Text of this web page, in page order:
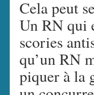
Cela peut
Un RN qui
scories
qu’un RN
piquer à la